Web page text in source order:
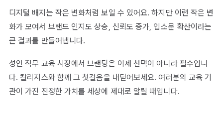
디지털 배지는 작은 변화처럼 보일 수 있어요. 하지만 이런 작은 변
화가 모여서 브랜드 인지도 상승, 신뢰도 증가, 입소문 확산이라는
큰 결과를 만들어냅니다.
성인 직무 교육 시장에서 브랜딩은 이제 선택이 아니라 필수입니
다. 칼리지스와 함께 그 첫걸음을 내딛어보세요. 여러분의 교육 기
관이 가진 진정한 가치를 세상에 제대로 알릴 때입니다.